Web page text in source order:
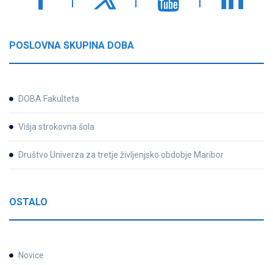
POSLOVNA SKUPINA DOBA
DOBA Fakulteta
Višja strokovna šola
Društvo Univerza za tretje življenjsko obdobje Maribor
OSTALO
Novice